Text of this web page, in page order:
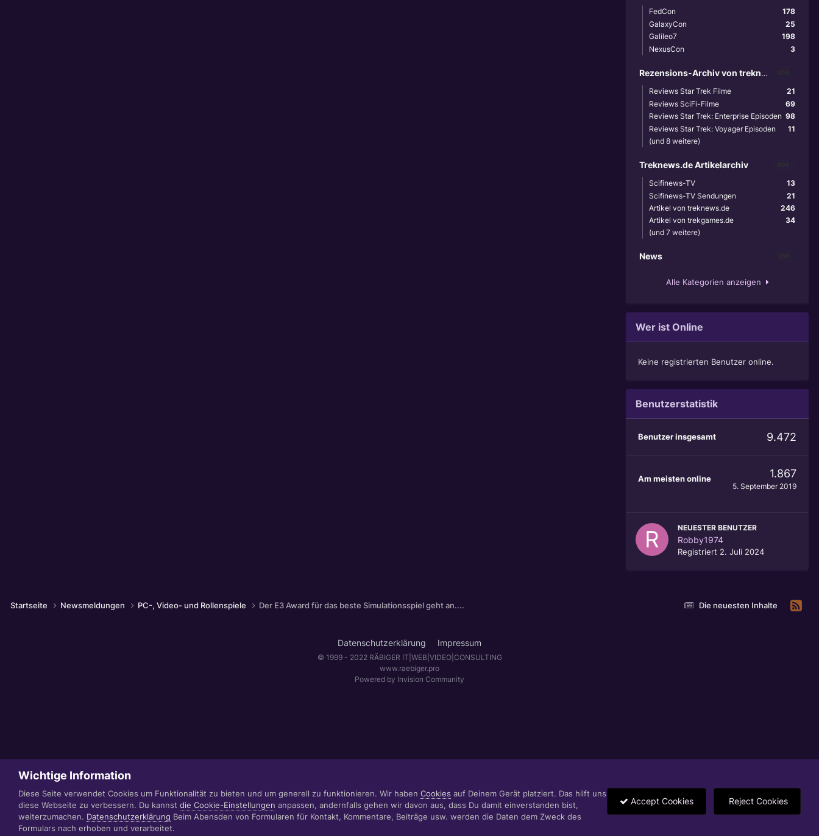
178
FedCon
25
GalaxyCon
198
Galileo7
3
NexusCon
Rezensions-Archiv von treknews.de
21
Reviews Star Trek Filme
69
Reviews SciFi-Filme
98
Reviews Star Trek: Enterprise Episoden
11
Reviews Star Trek: Voyager Episoden
(und 8 weitere)
Treknews.de Artikelarchiv
13
Scifinews-TV
21
Scifinews-TV Sendungen
246
Artikel von treknews.de
34
Artikel von trekgames.de
(und 7 weitere)
News
Alle Kategorien anzeigen
Wer ist Online
Keine registrierten Benutzer online.
Benutzerstatistik
Benutzer insgesamt 9.472
Am meisten online 1.867
5. September 2019
NEUESTER BENUTZER
Robby1974
Registriert 2. Juli 2024
Die neuesten Inhalte
Startseite Newsmeldungen PC-, Video- und Rollenspiele Der E3 Award für das beste Simulationsspiel geht an....
Datenschutzerklärung Impressum
© 1999 - 2022 RÄBIGER IT|WEB|VIDEO|CONSULTING
www.raebiger.pro
Powered by Invision Community
Wichtige Information
Diese Seite verwendet Cookies um Funktionalität zu bieten und um generell zu funktionieren. Wir haben Cookies auf Deinem Gerät platziert. Das hilft uns
diese Webseite zu verbessern. Du kannst die Cookie-Einstellungen anpassen, andernfalls gehen wir davon aus, dass Du damit einverstanden bist,
weiterzumachen. Datenschutzerklärung Beim Abensden von Formularen für Kontakt, Kommentare, Beiträge usw. werden die Daten dem Zweck des
Formulars nach erhoben und verarbeitet.
Accept Cookies Reject Cookies